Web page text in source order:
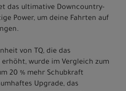
das ultimative Downcountry-
Power, um deine Fahrten auf
von TQ, die das
wurde im Vergleich zum
20 % mehr Schubkraft
Upgrade, das